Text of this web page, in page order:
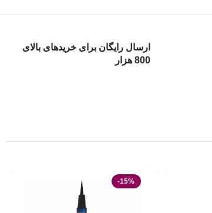
ارسال رایگان برای خریدهای بالای
800 هزار
-15%